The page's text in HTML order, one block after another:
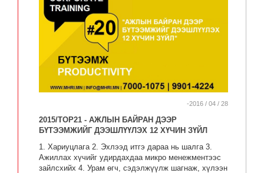
-2016 / 04 / 28
2015/TOP21 - АЖЛЫН БАЙРАН ДЭЭР
БҮТЭЭМЖИЙГ ДЭЭШЛҮҮЛЭХ 12 ХҮЧИН ЗҮЙЛ
1. Хариуцлага 2. Эхлээд итгэ дараа нь шалга 3.
Ажиллах хүчийг удирдахдаа микро менежментээс
зайлсхийх 4. Урам өгч, сэдэлжүүлж шагнаж, хүлээн